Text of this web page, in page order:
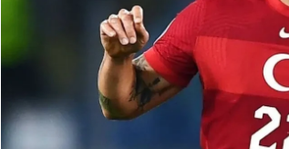
Osmaniye
Düzce